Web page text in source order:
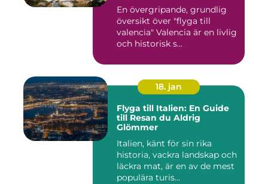
En övergripande, grundlig
översikt över "flyga till
valencia" Valencia är en livlig
och historisk s...
18. jan
Flyga till Italien: En Guide
till Resan du Aldrig
Glömmer
Italien, känt för sin rika
historia, vackra landskap och
läckra mat, är en av de mest
populära turis...